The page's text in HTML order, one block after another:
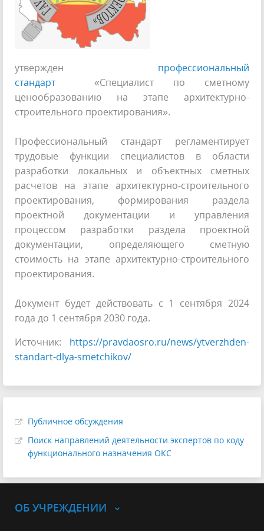
утвержден профессиональный
стандарт«Специалист по сметному
ценообразованию на этапе архитектурно-
строительного проектирования».
Профессиональный стандарт регламентирует
трудовые функции специалистов в области
разработки локальных и объектных сметных
расчетов на этапе архитектурно-строительного
проектирования, формирования раздела
проектной документации и управления
процессом разработки раздела проектной
документации, определяющего сметную
стоимость на этапе архитектурно-строительного
проектирования.
Документ будет действовать с 1 сентября 2024
года до 1 сентября 2030 года.
Источник: https://pravdaosro.ru/news/ytverzhden-
standart-dlya-smetchikov/
Публичное обсуждения
Поиск направлений деятельности экспертов по коду
функционального назначения ОКС
ОБ УЧРЕЖДЕНИИ